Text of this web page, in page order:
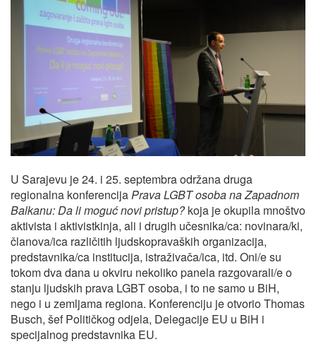
U Sarajevu je 24. i 25. septembra održana druga
regionalna konferencijaPrava LGBT osoba na Zapadnom
Balkanu: Da li moguć novi pristup?koja je okupila mnoštvo
aktivista i aktivistkinja, ali i drugih učesnika/ca: novinara/ki,
članova/ica različitih ljudskopravaških organizacija,
predstavnika/ca institucija, istraživača/ica, itd. Oni/e su
tokom dva dana u okviru nekoliko panela razgovarali/e o
stanju ljudskih prava LGBT osoba, i to ne samo u BiH,
nego i u zemljama regiona. Konferenciju je otvorio Thomas
Busch, šef Političkog odjela, Delegacije EU u BiH i
specijalnog predstavnika EU.